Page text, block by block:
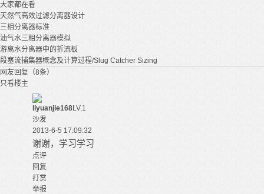
大家都在看
天然气高效过滤分离器设计
三相分离器标准
油气水三相分离器模拟
游离水分离器中的折流板
段塞流捕集器概念及计算过程/Slug Catcher Sizing
网友回复（8条）
只看楼主
liyuanjie168LV.1
沙发
2013-6-5 17:09:32
谢谢，学习学习
点评
回复
打赏
举报